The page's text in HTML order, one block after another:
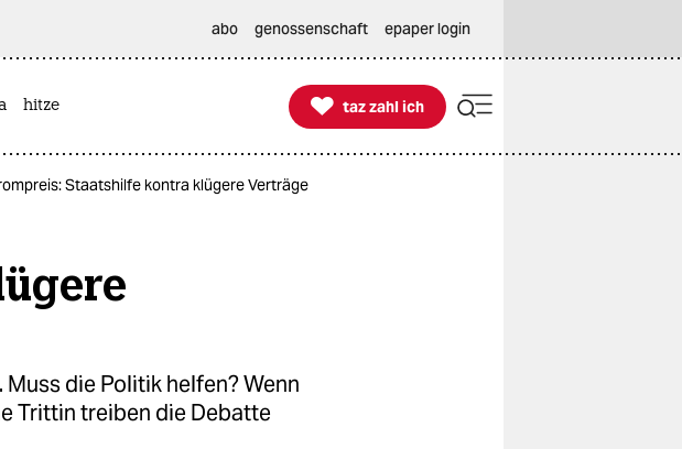
abo genossenschaft epaper login
hitze 
taz zahl ich
taz zahl ich
Staatshilfe kontra klügere Verträge
die Politik helfen? Wenn
Trittin treiben die Debatte